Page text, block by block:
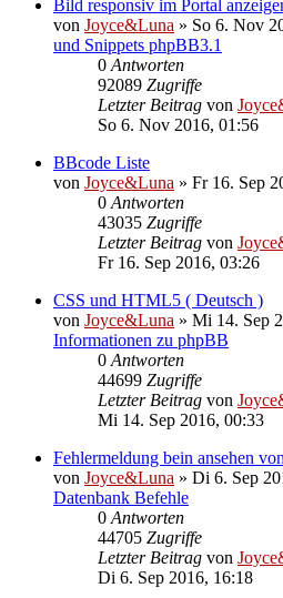
Bild responsiv im Portal
von Joyce&Luna » So 6. Nov
und Snippets phpBB3.1
0 Antworten
92089 Zugriffe
Letzter Beitrag von
So 6. Nov 2016, 01:56
BBcode Liste
von Joyce&Luna » Fr 16. Sep
0 Antworten
43035 Zugriffe
Letzter Beitrag von
Fr 16. Sep 2016, 03:26
CSS und HTML5 ( Deutsch )
von Joyce&Luna » Mi 14. Sep
Informationen zu phpBB
0 Antworten
44699 Zugriffe
Letzter Beitrag von
Mi 14. Sep 2016, 00:33
Fehlermeldung bein ansehen
von Joyce&Luna » Di 6. Sep
Datenbank Befehle
0 Antworten
44705 Zugriffe
Letzter Beitrag von
Di 6. Sep 2016, 16:18